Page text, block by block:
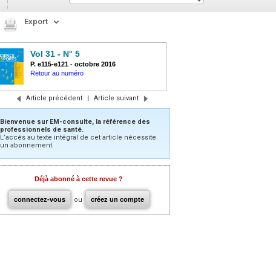
Export
Vol 31 - N° 5
P. e115-e121 - octobre 2016
Retour au numéro
Article précédent | Article suivant
Bienvenue sur EM-consulte, la référence des
professionnels de santé.
L’accès au texte intégral de cet article nécessite
un abonnement.
Déjà abonné à cette revue ?
connectez-vous ou créez un compte